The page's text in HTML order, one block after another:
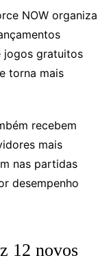
NOW organiza
jogos gratuitos
torna mais
recebem
mais
nas partidas
desempenho
12 novos